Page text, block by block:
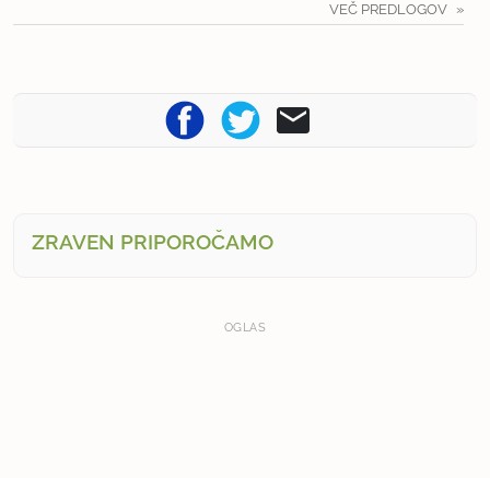
VEČ PREDLOGOV
ZRAVEN PRIPOROČAMO
OGLAS